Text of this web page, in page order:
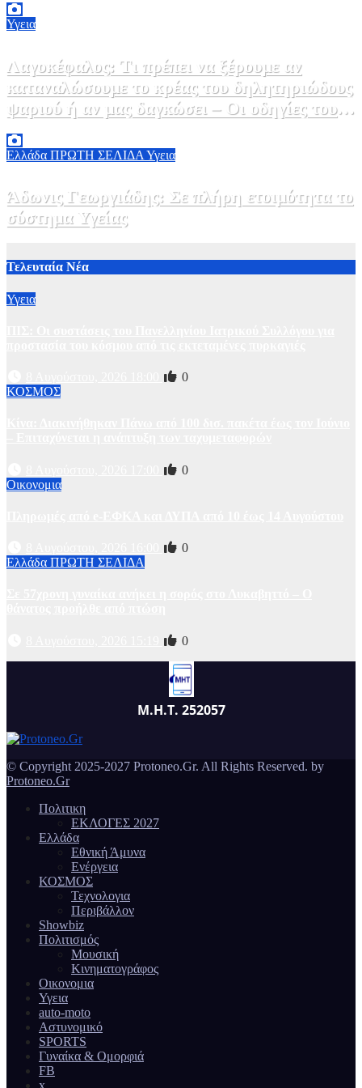
Υγεια
Λαγοκέφαλος: Τι πρέπει να ξέρουμε αν
καταναλώσουμε το κρέας του δηλητηριώδους
ψαριού ή αν μας δαγκώσει – Οι οδηγίες του
ΕΟΔΥ
Ελλάδα ΠΡΩΤΗ ΣΕΛΙΔΑ Υγεια
Άδωνις Γεωργιάδης: Σε πλήρη ετοιμότητα το
σύστημα Υγείας
Τελευταία Νέα
Υγεια
0
ΚΟΣΜΟΣ
0
Οικονομια
0
Ελλάδα ΠΡΩΤΗ ΣΕΛΙΔΑ
0
Μ.Η.Τ. 252057
© Copyright 2025-2027 Protoneo.Gr. All Rights Reserved. by
Protoneo.Gr
Πολιτικη
ΕΚΛΟΓΕΣ 2027
Ελλάδα
Εθνική Άμυνα
Ενέργεια
ΚΟΣΜΟΣ
Τεχνολογια
Περιβάλλον
Showbiz
Πολιτισμός
Μουσική
Κινηματογράφος
Οικονομια
Υγεια
auto-moto
Αστυνομικό
SPORTS
Γυναίκα & Ομορφιά
FB
x